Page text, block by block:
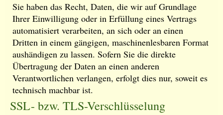
Sie haben das Recht, Daten, die wir auf Grundlage
Ihrer Einwilligung oder in Erfüllung eines Vertrags
automatisiert verarbeiten, an sich oder an einen
Dritten in einem gängigen, maschinenlesbaren Format
aushändigen zu lassen. Sofern Sie die direkte
Übertragung der Daten an einen anderen
Verantwortlichen verlangen, erfolgt dies nur, soweit es
technisch machbar ist.
SSL- bzw. TLS-Verschlüsselung